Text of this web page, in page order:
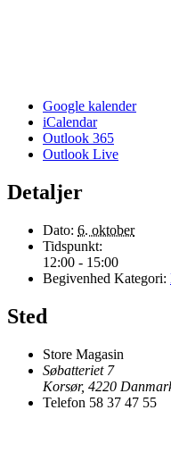
Google kalender
iCalendar
Outlook 365
Outlook Live
Detaljer
Dato: 6. oktober
Tidspunkt:
12:00 - 15:00
Begivenhed Kategori:
Sted
Store Magasin
Søbatteriet 7
Korsør, 4220
Telefon 58 37 47 55